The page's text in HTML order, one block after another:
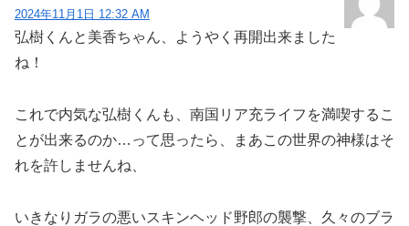
2024年11月1日 12:32 AM
弘樹くんと美香ちゃん、ようやく再開出来ました
ね！
これで内気な弘樹くんも、南国リア充ライフを満喫するこ
とが出来るのか…って思ったら、まあこの世界の神様はそ
れを許しませんね、
いきなりガラの悪いスキンヘッド野郎の襲撃、久々のブラ